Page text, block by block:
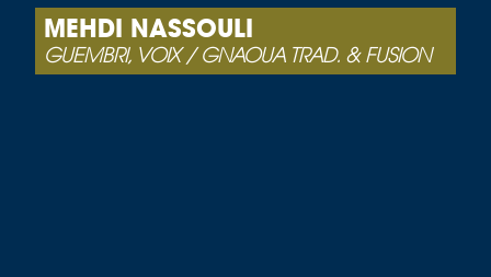
MEHDI NASSOULI
GUEMBRI, VOIX / GNAOUA TRAD. & FUSION